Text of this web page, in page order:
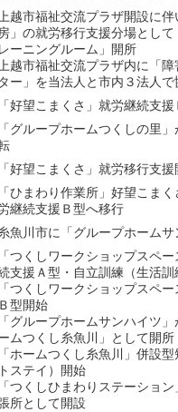
上越市福祉交流プラザ開設に
房」の就労移行支援分場として
レーニングルーム」開所
上越市福祉交流プラザ内に「
ター」を当法人と市内３法人
「好望こまくさ」就労継続支
「グループホームつくしの里
「好望こまくさ」就労移行支援
「ひまわり作業所」好望こま
継続支援Ｂ型へ移行
魚川市に「グループホーム
「つくしワークショップスペ
支援Ａ型・自立訓練（生活訓
「つくしワークショップスペ
Ｂ型開始
「グループホームサンハイツ
ムつくし糸魚川」として開所
「ホームつくし糸魚川」併設
トステイ）開始
「つくしひまわりステーショ
所として開設